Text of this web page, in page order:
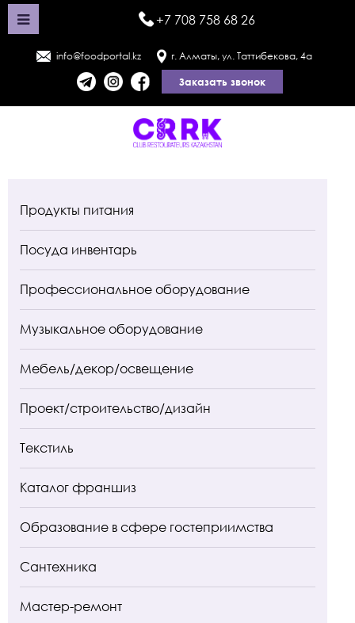
+7 708 758 68 26
info@foodportal.kz г. Алматы, ул. Таттибекова, 4а
Заказать звонок
Продукты питания
Посуда инвентарь
Профессиональное оборудование
Музыкальное оборудование
Мебель/декор/освещение
Проект/строительство/дизайн
Текстиль
Каталог франшиз
Образование в сфере гостеприимства
Сантехника
Мастер-ремонт